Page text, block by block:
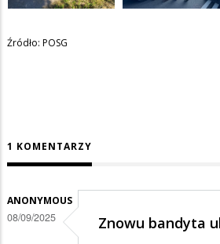
Źródło: POSG
1 KOMENTARZY
ANONYMOUS
08/09/2025 Znowu bandyta